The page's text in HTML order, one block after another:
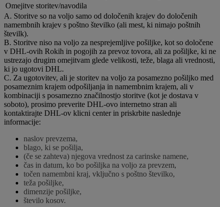
Omejitve storitev/navodila
A. Storitve so na voljo samo od določenih krajev do določenih
namembnih krajev s poštno številko (ali mest, ki nimajo poštnih
številk).
B. Storitve niso na voljo za nesprejemljive pošiljke, kot so določene
v DHL-ovih Rokih in pogojih za prevoz tovora, ali za pošiljke, ki ne
ustrezajo drugim omejitvam glede velikosti, teže, blaga ali vrednosti,
ki jo ugotovi DHL.
C. Za ugotovitev, ali je storitev na voljo za posamezno pošiljko med
posameznim krajem odpošiljanja in namembnim krajem, ali v
kombinaciji s posamezno značilnostjo storitve (kot je dostava v
soboto), prosimo preverite DHL-ovo internetno stran ali
kontaktirajte DHL-ov klicni center in priskrbite naslednje
informacije:
naslov prevzema,
blago, ki se pošilja,
(če se zahteva) njegova vrednost za carinske namene,
čas in datum, ko bo pošiljka na voljo za prevzem,
točen namembni kraj, vključno s poštno številko,
teža pošiljke,
dimenzije pošiljke,
število kosov.